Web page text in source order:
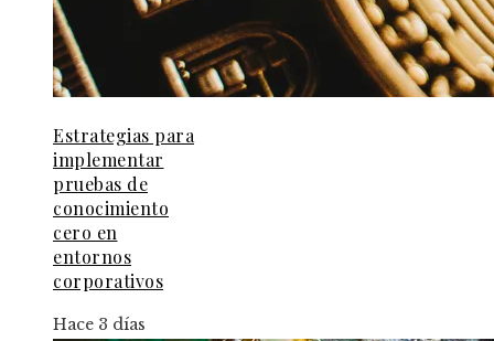
Estrategias para
implementar
pruebas de
conocimiento
cero en
entornos
corporativos
Hace 3 días